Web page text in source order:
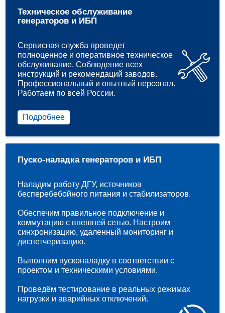
Техническое обслуживание
генераторов и ИБП
Сервисная служба проведет
полноценное и оперативное техническое
обслуживание. Соблюдение всех
инструкций и рекомендаций заводов.
Профессиональный и опытный персонал.
Работаем по всей России.
Подробнее
Пуско-наладка генераторов и ИБП
Наладим работу ДГУ, источников
бесперебебойного питания и стабилизаторов.
Обеспечим правильное подключение и
коммутацию с внешней сетью. Настроим
синхронизацию, удаленный мониторинг и
диспетчеризацию.
Выполним пусконаладку в соответствии с
проектом и техническими условиями.
Проведём тестирование в реальных режимах
нагрузки и аварийных отключений.